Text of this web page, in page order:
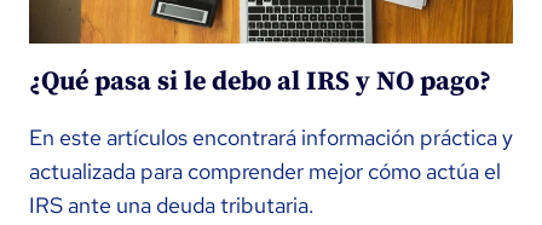
¿Qué pasa si le debo al IRS y NO pago?
En este artículos encontrará información práctica y
actualizada para comprender mejor cómo actúa el
IRS ante una deuda tributaria.